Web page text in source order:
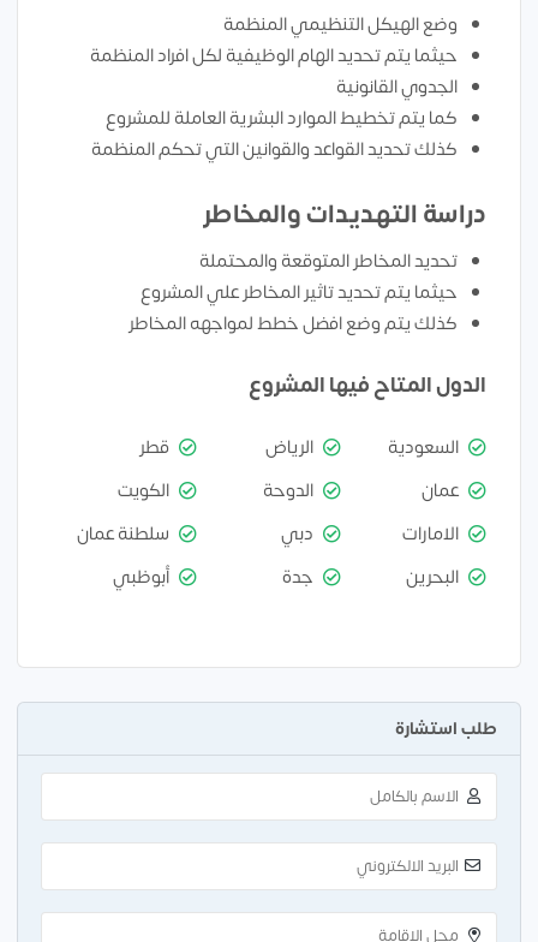
وضع الهيكل التنظيمي المنظمة
حيثما يتم تحديد الهام الوظيفية لكل افراد المنظمة
الجدوي القانونية
كما يتم تخطيط الموارد البشرية العاملة للمشروع
كذلك تحديد القواعد والقوانين التي تحكم المنظمة
دراسة التهديدات والمخاطر
تحديد المخاطر المتوقعة والمحتملة
حيثما يتم تحديد تاثير المخاطر علي المشروع
كذلك يتم وضع افضل خطط لمواجهه المخاطر
الدول المتاح فيها المشروع
السعودية الرياض
قطر
عمان
الدوحة
الكويت
الامارات
دبي
سلطنة عمان
البحرين
جدة أبوظبي
طلب استشارة